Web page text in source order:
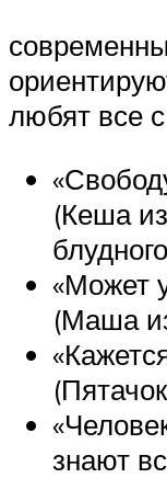
любят все
(Кеша
«Может
(Маша
знают